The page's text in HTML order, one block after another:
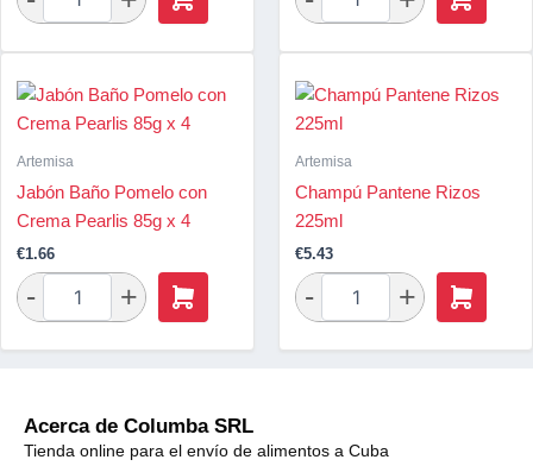
Artemisa
Jabón Baño Pomelo con
Crema Pearlis 85g x 4
€1.66
Artemisa
Champú Pantene Rizos
225ml
€5.43
Acerca de Columba SRL
Tienda online para el envío de alimentos a Cuba